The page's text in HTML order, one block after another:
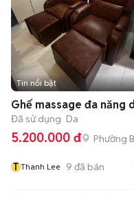
Tin nổi bật
Ghế massage đa năng
Đã sử dụng Da
5.200.000 đ Phường
T Thanh Lee 9 đã bán